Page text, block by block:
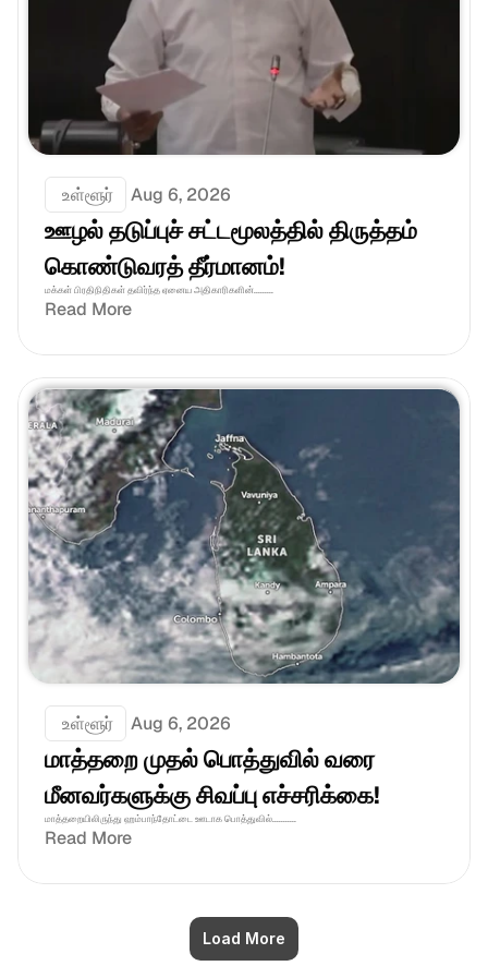
உள்ளூர் Aug 6, 2026
ஊழல் தடுப்புச் சட்டமூலத்தில் திருத்தம்
கொண்டுவரத் தீர்மானம்!
மக்கள் பிரதிநிதிகள் தவிர்ந்த ஏனைய அதிகாரிகளின்.........
Read More
உள்ளூர் Aug 6, 2026
மாத்தறை முதல் பொத்துவில் வரை
மீனவர்களுக்கு சிவப்பு எச்சரிக்கை!
மாத்தறையிலிருந்து ஹம்பாந்தோட்டை ஊடாக பொத்துவில்...........
Read More
Load More